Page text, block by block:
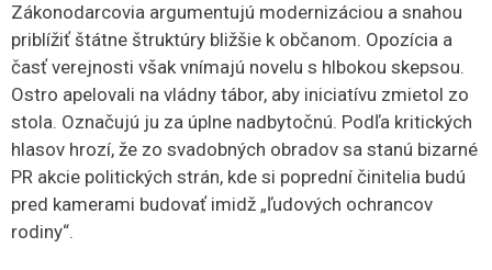
​Zákonodarcovia argumentujú modernizáciou a snahou
priblížiť štátne štruktúry bližšie k občanom. Opozícia a
časť verejnosti však vnímajú novelu s hlbokou skepsou.
Ostro apelovali na vládny tábor, aby iniciatívu zmietol zo
stola. Označujú ju za úplne nadbytočnú. Podľa kritických
hlasov hrozí, že zo svadobných obradov sa stanú bizarné
PR akcie politických strán, kde si poprední činitelia budú
pred kamerami budovať imidž „ľudových ochrancov
rodiny“.